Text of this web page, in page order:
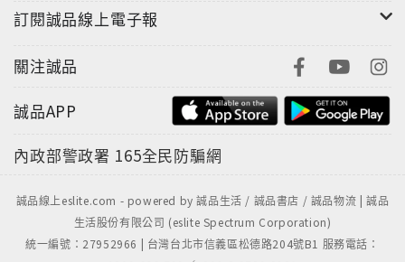
訂閱誠品線上電子報
關注誠品
誠品APP
內政部警政署 165全民防騙網
誠品線上eslite.com - powered by 誠品生活 / 誠品書店 / 誠品物流 | 誠品
生活股份有限公司 (eslite Spectrum Corporation)
統一編號：27952966 | 台灣台北市信義區松德路204號B1 服務電話：